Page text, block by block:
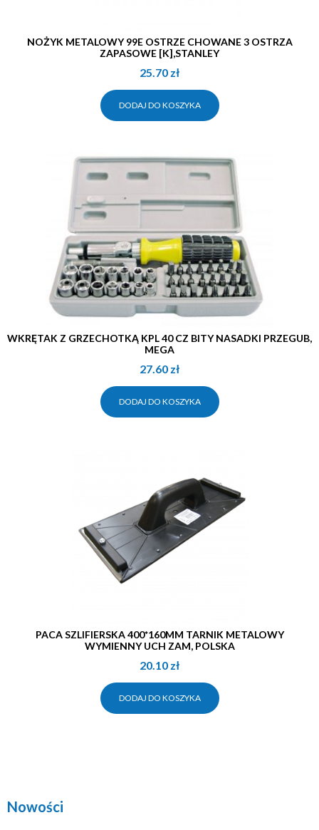
NOŻYK METALOWY 99E OSTRZE CHOWANE 3 OSTRZA
ZAPASOWE [K],STANLEY
25.70 zł
DODAJ DO KOSZYKA
WKRĘTAK Z GRZECHOTKĄ KPL 40 CZ BITY NASADKI PRZEGUB,
MEGA
27.60 zł
DODAJ DO KOSZYKA
PACA SZLIFIERSKA 400*160MM TARNIK METALOWY
WYMIENNY UCH ZAM, POLSKA
20.10 zł
DODAJ DO KOSZYKA
Nowości